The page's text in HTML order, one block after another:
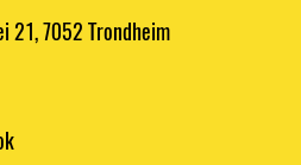
21, 7052 Trondheim